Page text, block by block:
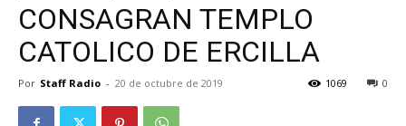
CONSAGRAN TEMPLO
CATOLICO DE ERCILLA
Por Staff Radio - 20 de octubre de 2019 0
1069